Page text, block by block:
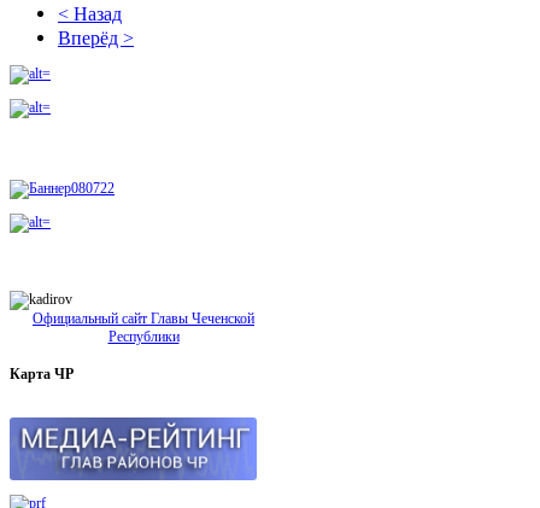
< Назад
Вперёд >
Официальный сайт Главы Чеченской
Республики
Карта ЧР